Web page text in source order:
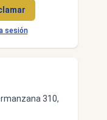
sesión
310,